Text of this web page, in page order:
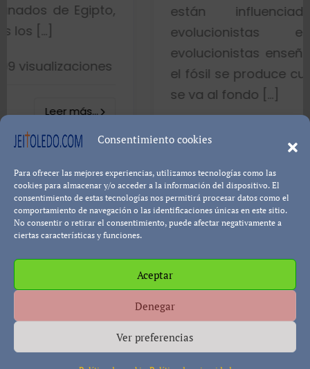
Consentimiento cookies
Para ofrecer las mejores experiencias, utilizamos tecnologías como las
cookies para almacenar y/o acceder a la información del dispositivo. El
consentimiento de estas tecnologías nos permitirá procesar datos como el
comportamiento de navegación o las identificaciones únicas en este sitio.
No consentir o retirar el consentimiento, puede afectar negativamente a
ciertas características y funciones.
Aceptar
Denegar
Ver preferencias
están influenciados por
evolucionistas
evolucionistas enseñan con
el fósil se produce cuando el pez
se va al fondo […]
Pablo Blanco
Responsabilidad